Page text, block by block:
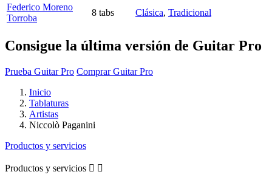
Federico Moreno
Torroba
8 tabs Clásica, Tradicional
Consigue la última versión de Guitar Pro
Prueba Guitar Pro Comprar Guitar Pro
Inicio
Tablaturas
Artistas
Niccolò Paganini
Productos y servicios
Productos y servicios  